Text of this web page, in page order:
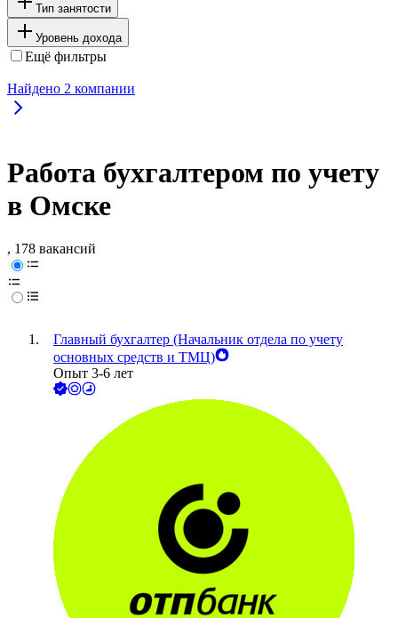
Тип занятости
Уровень дохода
Ещё фильтры
Найдено 2 компании
Работа бухгалтером по учету
в Омске
, 178 вакансий
Главный бухгалтер (Начальник отдела по учету
основных средств и ТМЦ)
Опыт 3-6 лет